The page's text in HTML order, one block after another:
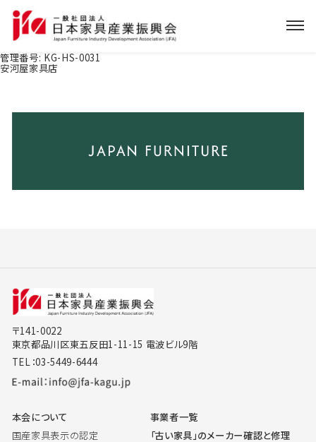
管理番号: KG-HS-0031
安河屋家具店
〒141-0022
東京都品川区東五反田1-11-15 電波ビル9階
TEL：03-5449-6444
本会について
国産家具表示の認定
事業者一覧
「古い家具」のメーカー確認と修理